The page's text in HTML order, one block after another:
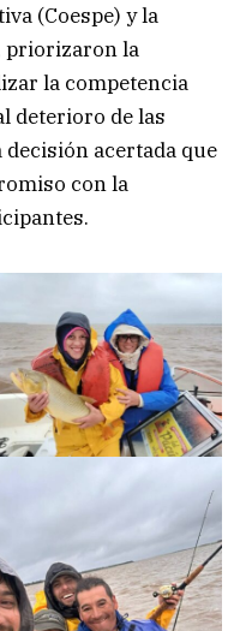
(Coespe) y la
priorizaron la
la competencia
deterioro de las
acertada que
con la